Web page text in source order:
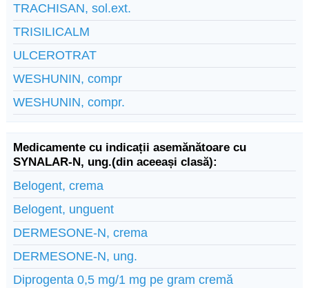
TRACHISAN, sol.ext.
TRISILICALM
ULCEROTRAT
WESHUNIN, compr
WESHUNIN, compr.
Medicamente cu indicații asemănătoare cu
SYNALAR-N, ung.(din aceeași clasă):
Belogent, crema
Belogent, unguent
DERMESONE-N, crema
DERMESONE-N, ung.
Diprogenta 0,5 mg/1 mg pe gram cremă